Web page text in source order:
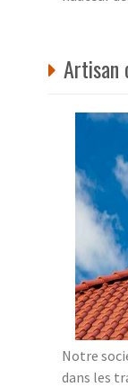
Artisan
Notre
dans les